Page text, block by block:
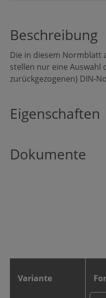
Beschreibung
Die in diesem Normblatt
stellen nur eine Auswahl
zurückgezogenen) DIN-
Eigenschaften
Dokumente
Variante